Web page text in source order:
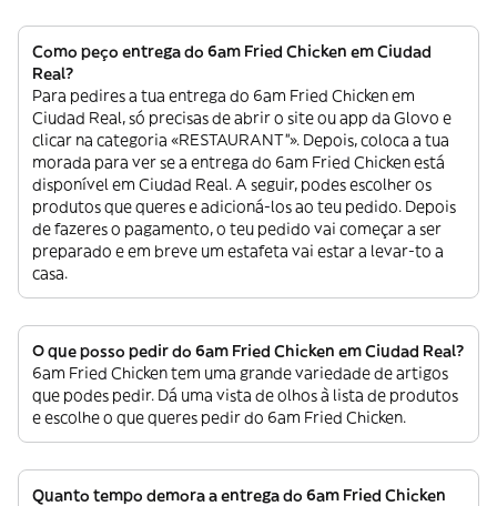
Como peço entrega do 6am Fried Chicken em Ciudad
Real?
Para pedires a tua entrega do 6am Fried Chicken em
Ciudad Real, só precisas de abrir o site ou app da Glovo e
clicar na categoria «RESTAURANT”». Depois, coloca a tua
morada para ver se a entrega do 6am Fried Chicken está
disponível em Ciudad Real. A seguir, podes escolher os
produtos que queres e adicioná-los ao teu pedido. Depois
de fazeres o pagamento, o teu pedido vai começar a ser
preparado e em breve um estafeta vai estar a levar-to a
casa.
O que posso pedir do 6am Fried Chicken em Ciudad Real?
6am Fried Chicken tem uma grande variedade de artigos
que podes pedir. Dá uma vista de olhos à lista de produtos
e escolhe o que queres pedir do 6am Fried Chicken.
Quanto tempo demora a entrega do 6am Fried Chicken